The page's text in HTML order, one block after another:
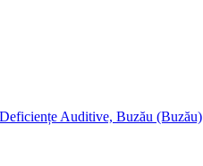
Auditive, Buzău (Buzău)